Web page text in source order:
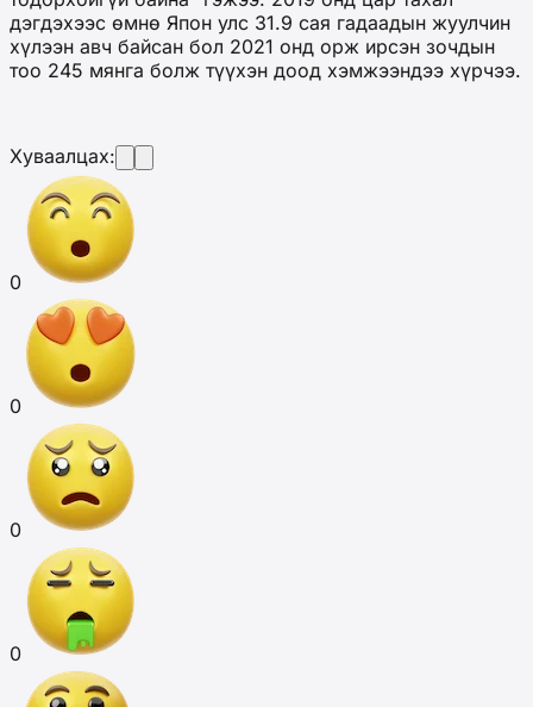
дэгдэхээс өмнө Япон улс 31.9 сая гадаадын жуулчин
хүлээн авч байсан бол 2021 онд орж ирсэн зочдын
тоо 245 мянга болж түүхэн доод хэмжээндээ хүрчээ.
Хуваалцах:
0
0
0
0